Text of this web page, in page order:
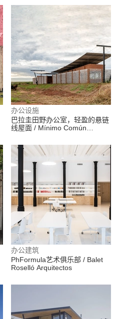
办公设施
巴拉圭田野办公室，轻盈的悬链
线屋面 / Mínimo Común
办公建筑
PhFormula艺术俱乐部 / Balet
Roselló Arquitectos